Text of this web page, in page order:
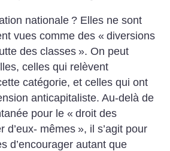
nationale ? Elles ne sont
vues comme des « diversions
des classes ». On peut
celles qui relèvent
catégorie, et celles qui ont
anticapitaliste. Au-delà de
pour le « droit des
d’eux- mêmes », il s’agit pour
d’encourager autant que